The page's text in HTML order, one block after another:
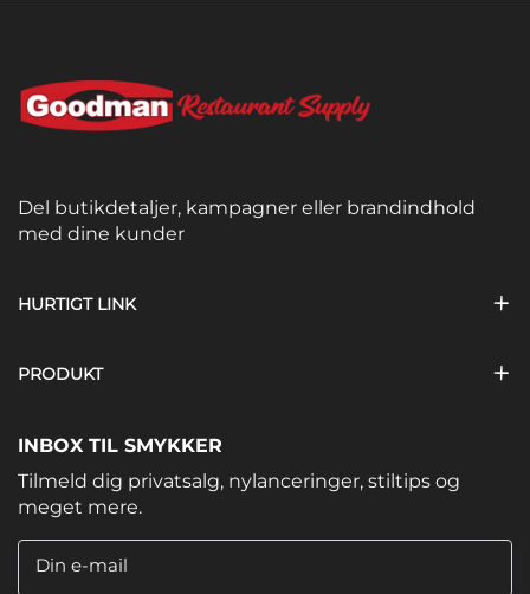
Del butikdetaljer, kampagner eller brandindhold
med dine kunder
HURTIGT LINK
PRODUKT
INBOX TIL SMYKKER
Tilmeld dig privatsalg, nylanceringer, stiltips og
meget mere.
Din e-mail